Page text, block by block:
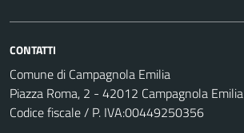
CONTATTI
Comune di Campagnola Emilia
Piazza Roma, 2 - 42012 Campagnola Emilia
Codice fiscale / P. IVA:00449250356